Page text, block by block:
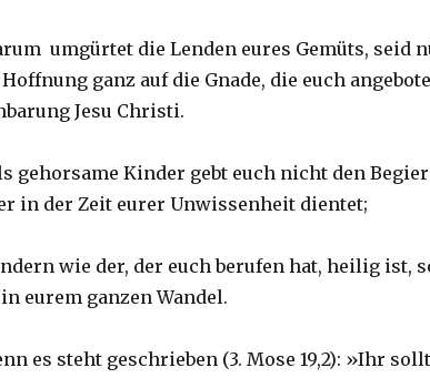
umgürtet die Lenden eures Gemüts, seid
ganz auf die Gnade, die euch
Jesu Christi.
gehorsame Kinder gebt euch nicht den
in der Zeit eurer Unwissenheit dientet;
wie der, der euch berufen hat, heilig ist,
eurem ganzen Wandel.
es steht geschrieben (3. Mose 19,2): »Ihr